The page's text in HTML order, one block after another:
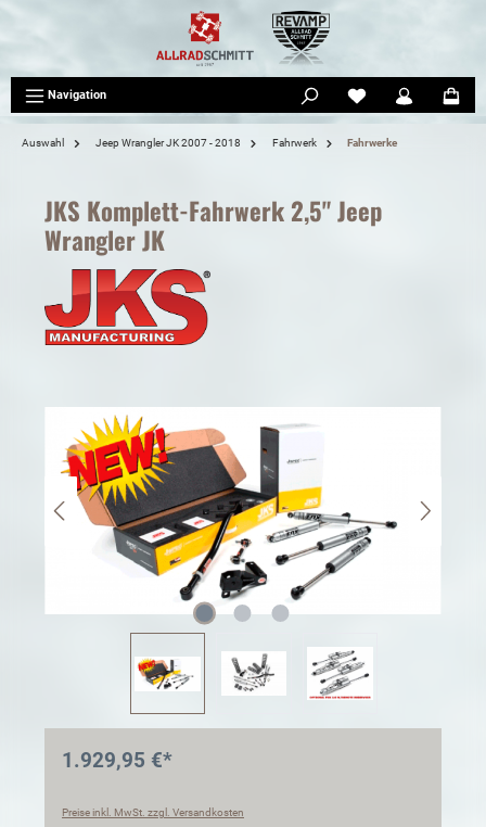
Navigation
Auswahl Jeep Wrangler JK 2007 - 2018 Fahrwerk Fahrwerke
JKS Komplett-Fahrwerk 2,5" Jeep
Wrangler JK
1.929,95 €*
Preise inkl. MwSt. zzgl. Versandkosten